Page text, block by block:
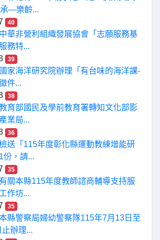
—樂齡...
40
中華非營利組織發展協會「志願服務基
務特...
39
國家海洋研究院辦理「有台味的海洋課-
件...
38
教育部國民及學前教育署轉知文化部影
業局...
36
檢送「115年度彰化縣運動教練增能研
份，請...
35
有關本縣115年度教師諮商輔導支持服
作坊...
35
本縣警察局婦幼警察隊115年7月13日至
辦理...